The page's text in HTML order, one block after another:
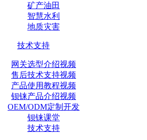
矿产油田
智慧水利
地质灾害
技术支持
网关选型介绍视频
售后技术支持视频
产品使用教程视频
钡铼产品介绍视频
OEM/ODM定制开发
钡铼课堂
技术支持